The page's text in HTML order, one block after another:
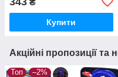
Купити
Акційні пропозиції та
Топ –2%